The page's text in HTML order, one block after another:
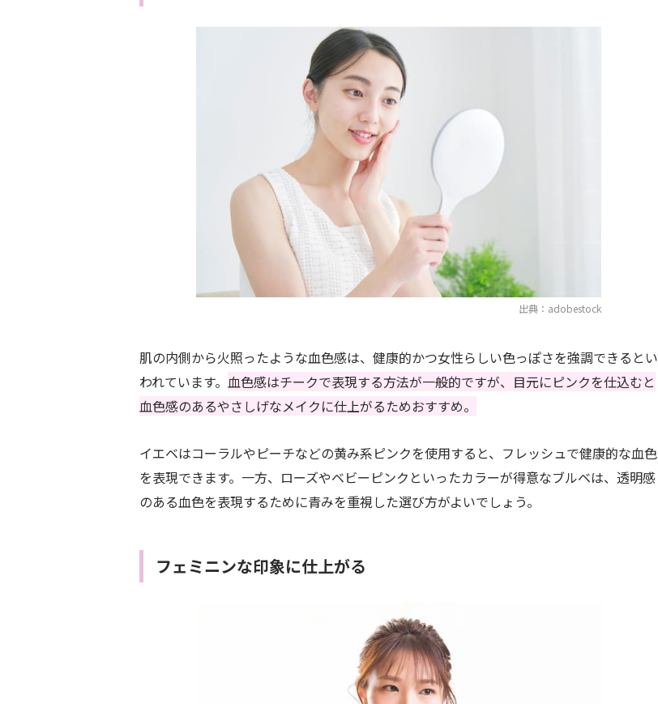
出典：adobestock
肌の内側から火照ったような血色感は、健康的かつ女性らしい色っぽさを強調できるとい
われています。 血色感はチークで表現する方法が一般的ですが、目元にピンクを仕込むと
血色感のあるやさしげなメイクに仕上がるためおすすめ。
イエベはコーラルやピーチなどの黄み系ピンクを使用すると、フレッシュで健康的な血色
を表現できます。一方、ローズやベビーピンクといったカラーが得意なブルベは、透明感
のある血色を表現するために青みを重視した選び方がよいでしょう。
フェミニンな印象に仕上がる